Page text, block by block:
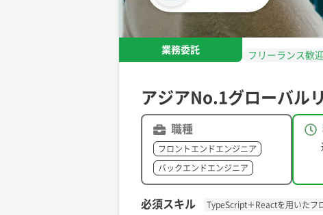
業務委託
フリーランス歓迎
アジアNo.1グローバル
職種
フロントエンドエンジニア
バックエンドエンジニア
必須スキル TypeScript＋Reactを用いたフ